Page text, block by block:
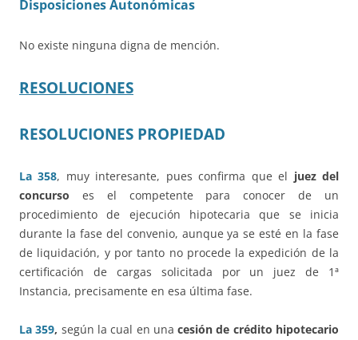
Disposiciones Autonómicas
No existe ninguna digna de mención.
RESOLUCIONES
RESOLUCIONES PROPIEDAD
La 358, muy interesante, pues confirma que el juez del
concurso es el competente para conocer de un
procedimiento de ejecución hipotecaria que se inicia
durante la fase del convenio, aunque ya se esté en la fase
de liquidación, y por tanto no procede la expedición de la
certificación de cargas solicitada por un juez de 1ª
Instancia, precisamente en esa última fase.
La 359, según la cual en una cesión de crédito hipotecario